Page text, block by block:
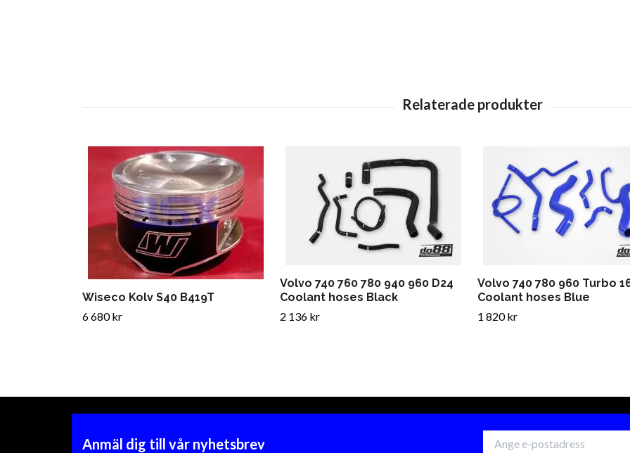
Wiseco Kolv S40 B419T
6 680 kr
Volvo 740 760 780 940 960 D24
Coolant hoses Black
2 136 kr
Volvo 740 780 960 Turbo
Coolant hoses Blue
1 820 kr
Anmäl dig till vår nyhetsbrev